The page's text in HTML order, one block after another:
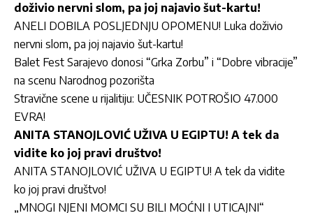
doživio nervni slom, pa joj najavio šut-kartu!
ANELI DOBILA POSLJEDNJU OPOMENU! Luka doživio
nervni slom, pa joj najavio šut-kartu!
Balet Fest Sarajevo donosi “Grka Zorbu” i “Dobre vibracije”
na scenu Narodnog pozorišta
Stravične scene u rijalitiju: UČESNIK POTROŠIO 47.000
EVRA!
ANITA STANOJLOVIĆ UŽIVA U EGIPTU! A tek da
vidite ko joj pravi društvo!
ANITA STANOJLOVIĆ UŽIVA U EGIPTU! A tek da vidite
ko joj pravi društvo!
„MNOGI NJENI MOMCI SU BILI MOĆNI I UTICAJNI“